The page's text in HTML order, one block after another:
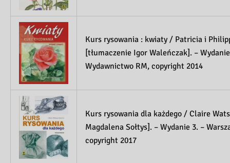
Kurs rysowania : kwiaty / Patricia i
[tłumaczenie Igor Waleńczak]. –
Wydawnictwo RM, copyright 2014
Kurs rysowania dla każdego / Claire
Magdalena Sołtys]. – Wydanie 3. –
copyright 2017